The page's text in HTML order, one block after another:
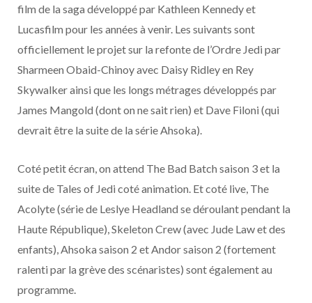
film de la saga développé par Kathleen Kennedy et
Lucasfilm pour les années à venir. Les suivants sont
officiellement le projet sur la refonte de l’Ordre Jedi par
Sharmeen Obaid-Chinoy avec Daisy Ridley en Rey
Skywalker ainsi que les longs métrages développés par
James Mangold (dont on ne sait rien) et Dave Filoni (qui
devrait être la suite de la série Ahsoka).
Coté petit écran, on attend The Bad Batch saison 3 et la
suite de Tales of Jedi coté animation. Et coté live, The
Acolyte (série de Leslye Headland se déroulant pendant la
Haute République), Skeleton Crew (avec Jude Law et des
enfants), Ahsoka saison 2 et Andor saison 2 (fortement
ralenti par la grève des scénaristes) sont également au
programme.